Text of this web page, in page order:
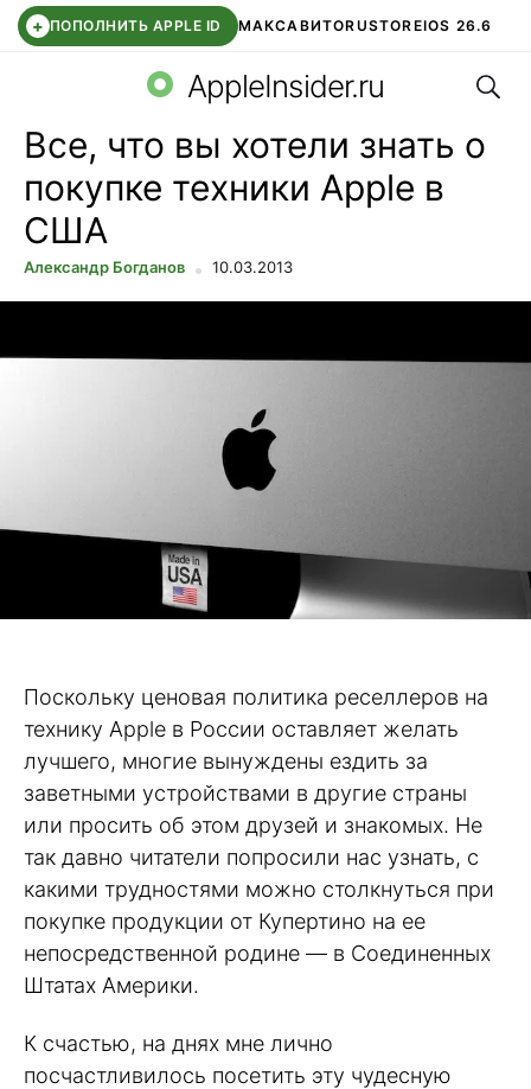
+ ПОПОЛНИТЬ APPLE ID МАКСАВИТОRUSTOREIOS 26.6
СБЕР КИДС ВТБ ОНЛАЙН ЧАТ В ROBLOX
AppleInsider.ru
Все, что вы хотели знать о
покупке техники Apple в
США
Александр Богданов 10.03.2013
Поскольку ценовая политика реселлеров на
технику Apple в России оставляет желать
лучшего, многие вынуждены ездить за
заветными устройствами в другие страны
или просить об этом друзей и знакомых. Не
так давно читатели попросили нас узнать, с
какими трудностями можно столкнуться при
покупке продукции от Купертино на ее
непосредственной родине — в Соединенных
Штатах Америки.
К счастью, на днях мне лично
посчастливилось посетить эту чудесную